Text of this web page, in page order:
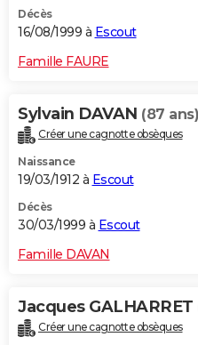
Décès
16/08/1999 à Escout
Famille FAURE
Sylvain DAVAN (87 ans)
Créer une cagnotte obsèques
Naissance
19/03/1912 à Escout
Décès
30/03/1999 à Escout
Famille DAVAN
Jacques GALHARRET
Créer une cagnotte obsèques